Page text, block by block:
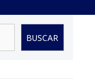
BUSCAR